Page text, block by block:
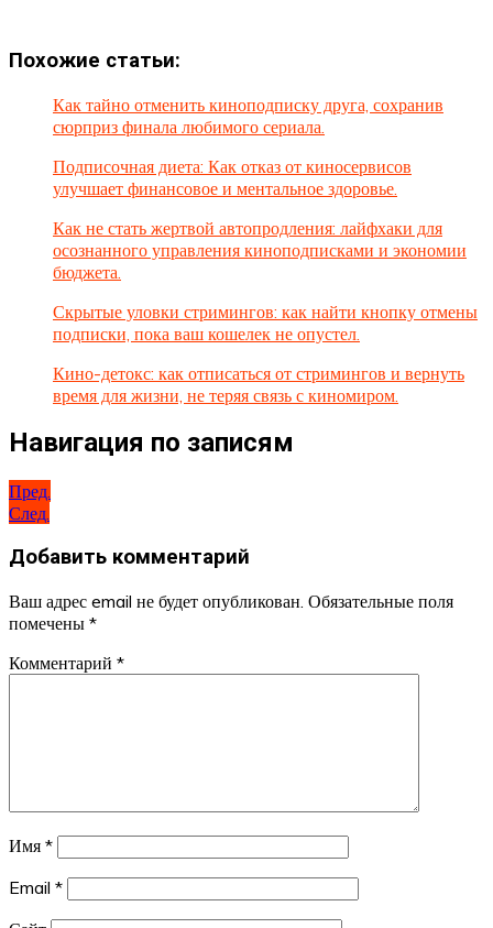
Похожие статьи:
Как тайно отменить киноподписку друга, сохранив
сюрприз финала любимого сериала.
Подписочная диета: Как отказ от киносервисов
улучшает финансовое и ментальное здоровье.
Как не стать жертвой автопродления: лайфхаки для
осознанного управления киноподписками и экономии
бюджета.
Скрытые уловки стримингов: как найти кнопку отмены
подписки, пока ваш кошелек не опустел.
Кино-детокс: как отписаться от стримингов и вернуть
время для жизни, не теряя связь с киномиром.
Навигация по записям
Пред.
След.
Добавить комментарий
Ваш адрес email не будет опубликован. Обязательные поля
помечены *
Комментарий *
Имя *
Email *